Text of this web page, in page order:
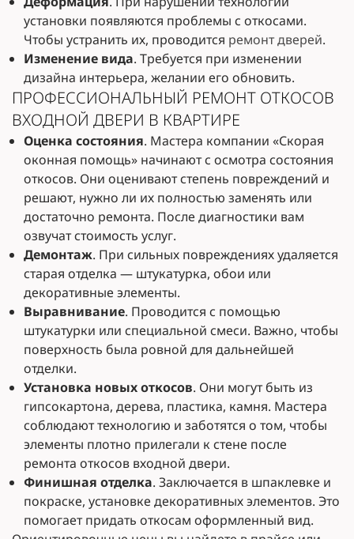
установки появляются проблемы с откосами.
Чтобы устранить их, проводится ремонт дверей.
Изменение вида. Требуется при изменении
дизайна интерьера, желании его обновить.
ПРОФЕССИОНАЛЬНЫЙ РЕМОНТ ОТКОСОВ
ВХОДНОЙ ДВЕРИ В КВАРТИРЕ
Оценка состояния. Мастера компании «Скорая
оконная помощь» начинают с осмотра состояния
откосов. Они оценивают степень повреждений и
решают, нужно ли их полностью заменять или
достаточно ремонта. После диагностики вам
озвучат стоимость услуг.
Демонтаж. При сильных повреждениях удаляется
старая отделка — штукатурка, обои или
декоративные элементы.
Выравнивание. Проводится с помощью
штукатурки или специальной смеси. Важно, чтобы
поверхность была ровной для дальнейшей
отделки.
Установка новых откосов. Они могут быть из
гипсокартона, дерева, пластика, камня. Мастера
соблюдают технологию и заботятся о том, чтобы
элементы плотно прилегали к стене после
ремонта откосов входной двери.
Финишная отделка. Заключается в шпаклевке и
покраске, установке декоративных элементов. Это
помогает придать откосам оформленный вид.